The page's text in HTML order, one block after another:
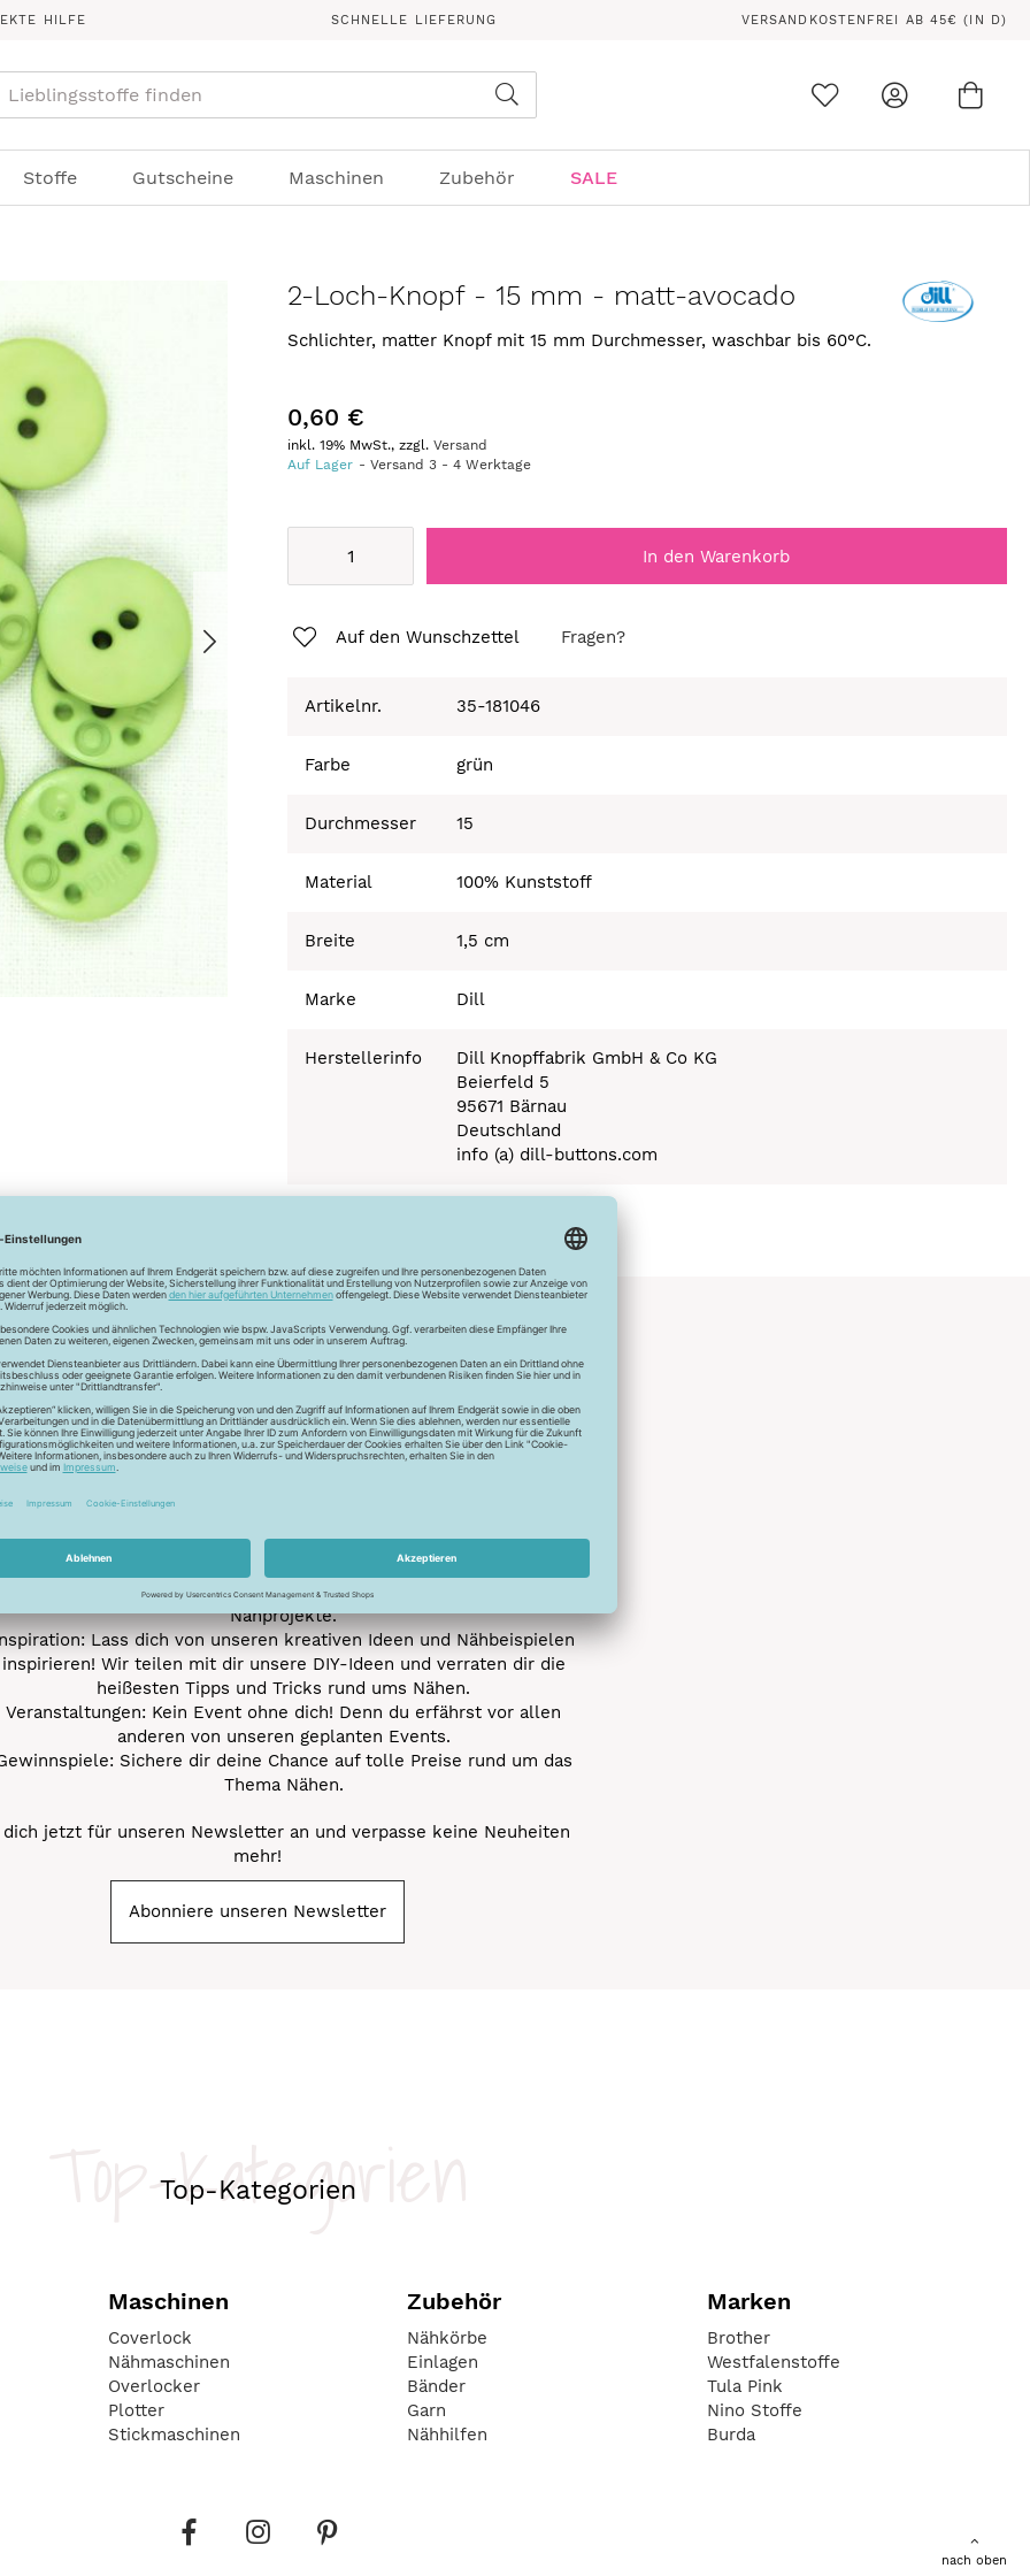
HILFE SCHNELLE LIEFERUNG VERSANDKOSTENFREI AB 45€ (IN D)
Stoffe Gutscheine Maschinen Zubehör SALE
2-Loch-Knopf - 15 mm - matt-avocado
Schlichter, matter Knopf mit 15 mm Durchmesser, waschbar bis 60°C.
0,60 €
inkl. 19% MwSt., zzgl.Versand
Auf Lager
Versand3 -4 Werktage
In den Warenkorb
Auf den Wunschzettel Fragen?
Artikelnr. 35-181046
Farbe grün
Durchmesser 15
Material 100% Kunststoff
Breite 1,5 cm
Marke Dill
Herstellerinfo
Dill Knopffabrik GmbH & Co KG
Beierfeld 5
95671 Bärnau
Deutschland
info (a) dill-buttons.com
Unser Newsletter
Newsletter
jetzt unseren exklusiven Newsletter und profitiere von zahlreichen
von unseren Aktionen und Rabatten!
Neue Stoffe entdecken: Wir informieren dich regelmäßig über die
neuesten Stofftrends der Saison. Plane mit uns deine neuen
Nähprojekte.
Lass dich von unseren kreativen Ideen und Nähbeispielen
inspirieren! Wir teilen mit dir unsere DIY-Ideen und verraten dir die
heißesten Tipps und Tricks rund ums Nähen.
Veranstaltungen: Kein Event ohne dich! Denn du erfährst vor allen
anderen von unseren geplanten Events.
Sichere dir deine Chance auf tolle Preise rund um das
Thema Nähen.
dich jetzt für unseren Newsletter an und verpasse keine Neuheiten
mehr!
Abonniere unseren Newsletter
Top-Kategorien
Top-Kategorien
Maschinen
Coverlock
Nähmaschinen
Overlocker
Plotter
Stickmaschinen
Zubehör
Nähkörbe
Einlagen
Bänder
Garn
Nähhilfen
Marken
Brother
Westfalenstoffe
Tula Pink
Nino Stoffe
Burda
nach oben